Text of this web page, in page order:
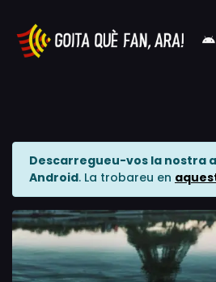
Descarregueu-vos la nostra
Android. La trobareu en